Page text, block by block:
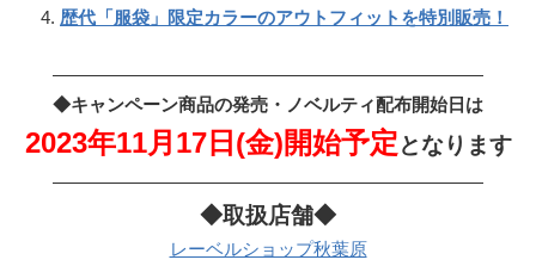
歴代「服袋」限定カラーのアウトフィットを特別販売！
————————————————————————
◆キャンペーン商品の発売・ノベルティ配布開始日は
2023年11月17日(金)開始予定となります
————————————————————————
◆取扱店舗◆
レーベルショップ秋葉原